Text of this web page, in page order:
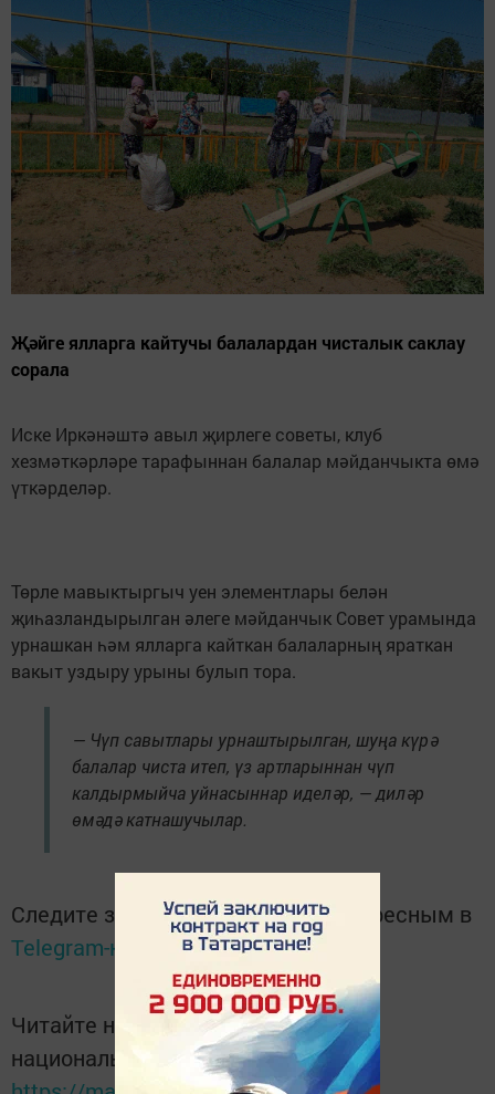
Җәйге ялларга кайтучы балалардан чисталык саклау
сорала
Иске Иркәнәштә авыл җирлеге советы, клуб
хезмәткәрләре тарафыннан балалар мәйданчыкта өмә
үткәрделәр.
Төрле мавыктыргыч уен элементлары белән
җиһазландырылган әлеге мәйданчык Совет урамында
урнашкан һәм ялларга кайткан балаларның яраткан
вакыт уздыру урыны булып тора.
— Чүп савытлары урнаштырылган, шуңа күрә
балалар чиста итеп, үз артларыннан чүп
калдырмыйча уйнасыннар иделәр, — диләр
өмәдә катнашучылар.
Следите за самым важным и интересным в
Telegram-канале
Татмедиа
Читайте новости Татарстана в
национальном мессенджере MАХ: